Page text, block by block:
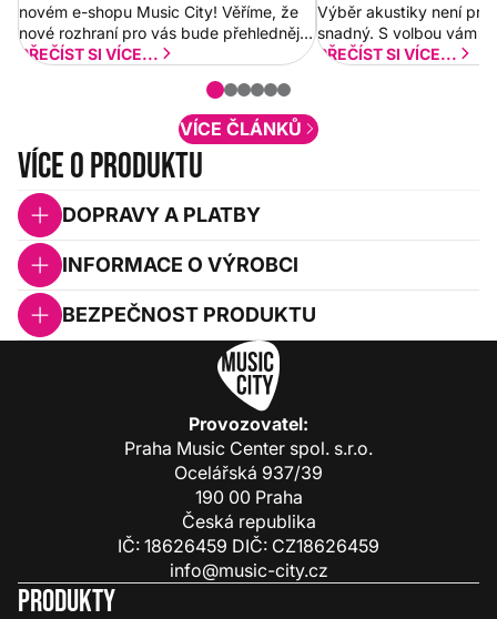
novém e-shopu Music City! Věříme, že
nové rozhraní pro vás bude přehlednější
a rychlejší. Postupně budeme přidávat
PŘEČÍST SI VÍCE...
Výběr akustiky není pro
snadný. S volbou vám
PŘEČÍST SI VÍCE...
VÍCE ČLÁNKŮ
Více o produktu
DOPRAVY A PLATBY
INFORMACE O VÝROBCI
BEZPEČNOST PRODUKTU
Provozovatel:
Praha Music Center spol. s.r.o.
Ocelářská 937/39
190 00 Praha
Česká republika
IČ: 18626459 DIČ: CZ18626459
info@music-city.cz
Produkty